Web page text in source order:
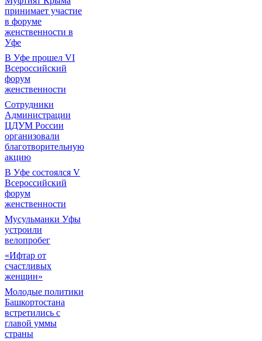
принимает участие
в форуме
женственности в
Уфе
В Уфе прошел VI
Всероссийский
форум
женственности
Сотрудники
Администрации
ЦДУМ России
организовали
благотворительную
акцию
В Уфе состоялся V
Всероссийский
форум
женственности
Мусульманки Уфы
устроили
велопробег
«Ифтар от
счастливых
женщин»
Молодые политики
Башкортостана
встретились с
главой уммы
страны